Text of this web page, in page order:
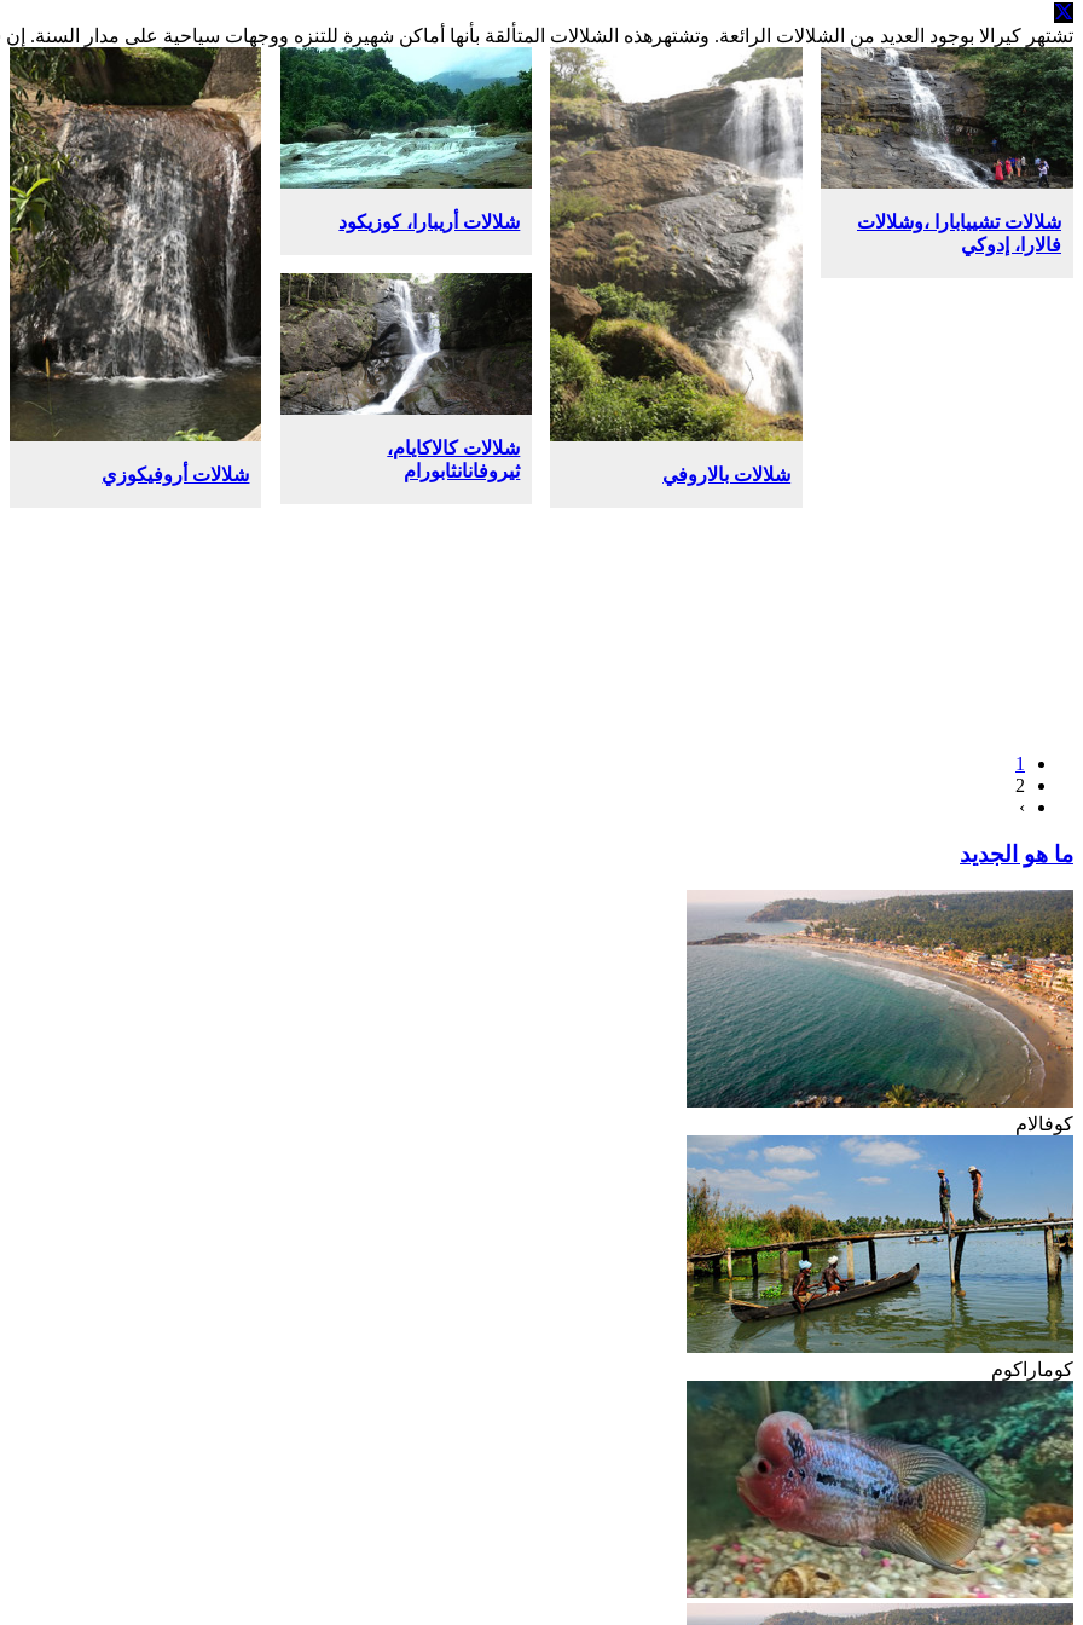
تشتهر كيرالا بوجود العديد من الشلالات الرائعة. وتشتهرهذه الشلالات المتألقة بأنها أماكن شهيرة للتنزه ووجهات سياحية على مدار السنة.
?>
?>
?>
شلالات أروفيكوزي
?>
شلالات أريبارا، كوزيكود
?>
شلالات بالاروفي
?>
شلالات تشييابارا ،وشلالات
فالارا، إدوكي
?>
?>
شلالات كالاكايام،
ثيروفانانثابورام
1
2
›
ما هو الجديد
كوفالام
كوماراكوم